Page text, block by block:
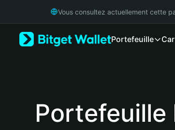
Русский
Vous consultez actuellement cette
Portefeuille
Portefeuille